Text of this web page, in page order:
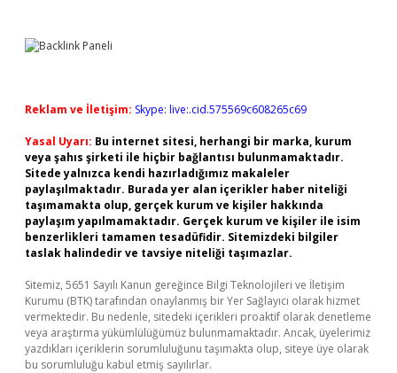
Reklam ve İletişim: Skype: live:.cid.575569c608265c69
Yasal Uyarı: Bu internet sitesi, herhangi bir marka, kurum
veya şahıs şirketi ile hiçbir bağlantısı bulunmamaktadır.
Sitede yalnızca kendi hazırladığımız makaleler
paylaşılmaktadır. Burada yer alan içerikler haber niteliği
taşımamakta olup, gerçek kurum ve kişiler hakkında
paylaşım yapılmamaktadır. Gerçek kurum ve kişiler ile isim
benzerlikleri tamamen tesadüfidir. Sitemizdeki bilgiler
taslak halindedir ve tavsiye niteliği taşımazlar.
Sitemiz, 5651 Sayılı Kanun gereğince Bilgi Teknolojileri ve İletişim
Kurumu (BTK) tarafından onaylanmış bir Yer Sağlayıcı olarak hizmet
vermektedir. Bu nedenle, sitedeki içerikleri proaktif olarak denetleme
veya araştırma yükümlülüğümüz bulunmamaktadır. Ancak, üyelerimiz
yazdıkları içeriklerin sorumluluğunu taşımakta olup, siteye üye olarak
bu sorumluluğu kabul etmiş sayılırlar.